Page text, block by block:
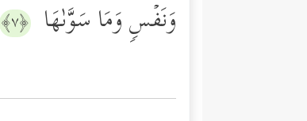
وَنَفۡسࣲ وَمَا سَوَّىٰهَا ﴿٧﴾